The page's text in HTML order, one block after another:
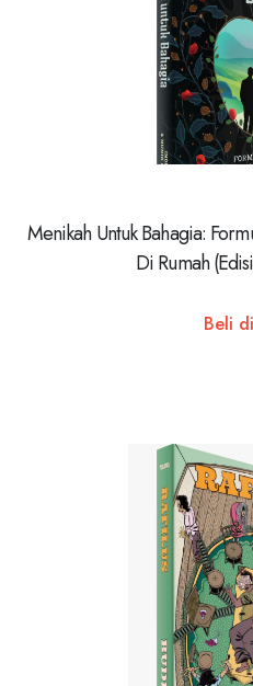
Menikah Untuk Bahagia:
Di Rumah
Beli